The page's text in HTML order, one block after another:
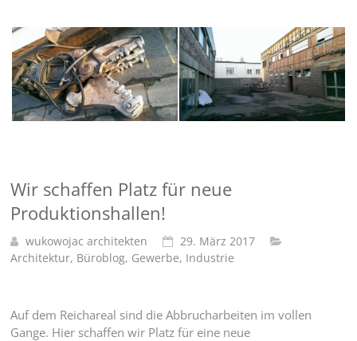
Wir schaffen Platz für neue
Produktionshallen!
wukowojac architekten
29. März 2017
Architektur, Büroblog, Gewerbe, Industrie
Auf dem Reichareal sind die Abbrucharbeiten im vollen
Gange. Hier schaffen wir Platz für eine neue